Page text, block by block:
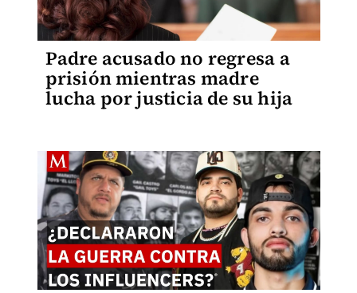
Padre acusado no regresa a
prisión mientras madre
lucha por justicia de su hija